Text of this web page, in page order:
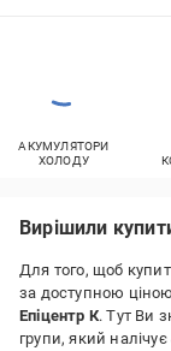
АКУМУЛЯТОРИ
ХОЛОДУ
Вирішили
Для того, щоб
за доступною
Епіцентр К. Тут Ви
групи, який налічує